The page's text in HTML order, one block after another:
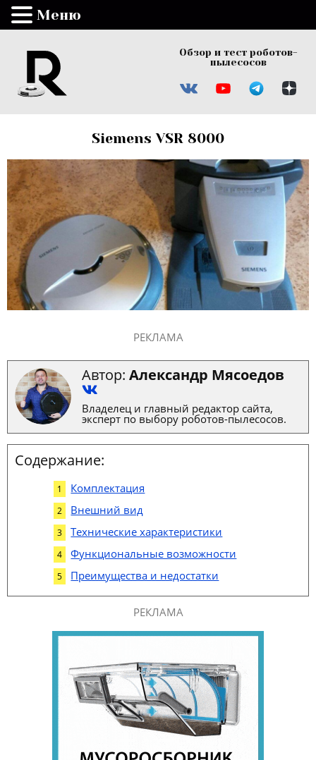
Обзор и тест роботов-
пылесосов
Siemens VSR 8000
РЕКЛАМА
Автор: Александр Мясоедов
Владелец и главный редактор сайта,
эксперт по выбору роботов-пылесосов.
Содержание:
Комплектация
Внешний вид
Технические характеристики
Функциональные возможности
Преимущества и недостатки
РЕКЛАМА
Меню